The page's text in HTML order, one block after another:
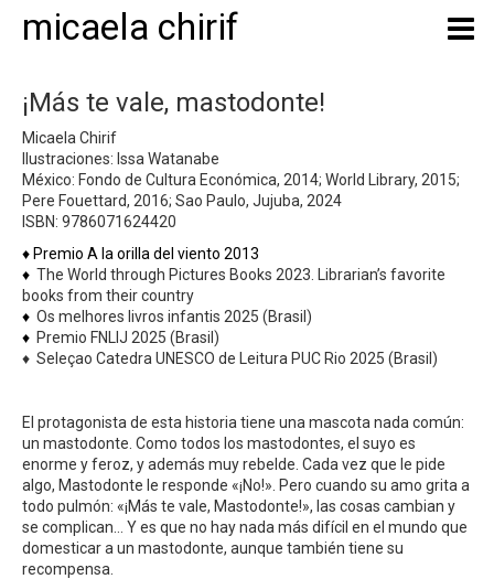
micaela chirif
¡Más te vale, mastodonte!
Micaela Chirif
Ilustraciones: Issa Watanabe
México: Fondo de Cultura Económica, 2014; World Library, 2015;
Pere Fouettard, 2016; Sao Paulo, Jujuba, 2024
ISBN: 9786071624420
♦ Premio A la orilla del viento 2013
♦ The World through Pictures Books 2023. Librarian’s favorite
books from their country
♦ Os melhores livros infantis 2025 (Brasil)
♦ Premio FNLIJ 2025 (Brasil)
♦ Seleçao Catedra UNESCO de Leitura PUC Rio 2025 (Brasil)
El protagonista de esta historia tiene una mascota nada común:
un mastodonte. Como todos los mastodontes, el suyo es
enorme y feroz, y además muy rebelde. Cada vez que le pide
algo, Mastodonte le responde «¡No!». Pero cuando su amo grita a
todo pulmón: «¡Más te vale, Mastodonte!», las cosas cambian y
se complican… Y es que no hay nada más difícil en el mundo que
domesticar a un mastodonte, aunque también tiene su
recompensa.